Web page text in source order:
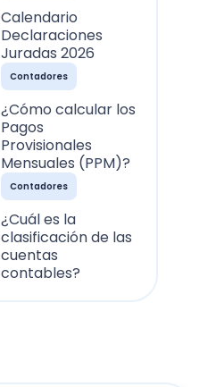
Calendario
Declaraciones
Juradas 2026
Contadores
¿Cómo calcular los
Pagos
Provisionales
Mensuales (PPM)?
Contadores
¿Cuál es la
clasificación de las
cuentas
contables?